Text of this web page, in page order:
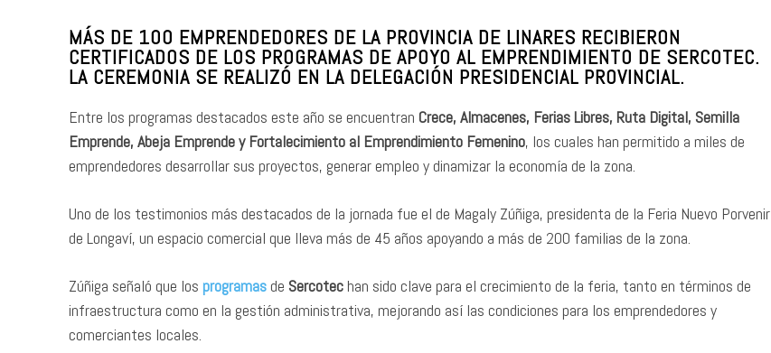
MÁS DE 100 EMPRENDEDORES DE LA PROVINCIA DE LINARES RECIBIERON
CERTIFICADOS DE LOS PROGRAMAS DE APOYO AL EMPRENDIMIENTO DE SERCOTEC.
LA CEREMONIA SE REALIZÓ EN LA DELEGACIÓN PRESIDENCIAL PROVINCIAL.
Entre los programas destacados este año se encuentran Crece, Almacenes, Ferias Libres, Ruta Digital, Semilla
Emprende, Abeja Emprende y Fortalecimiento al Emprendimiento Femenino, los cuales han permitido a miles de
emprendedores desarrollar sus proyectos, generar empleo y dinamizar la economía de la zona.
Uno de los testimonios más destacados de la jornada fue el de Magaly Zúñiga, presidenta de la Feria Nuevo Porvenir
de Longaví, un espacio comercial que lleva más de 45 años apoyando a más de 200 familias de la zona.
Zúñiga señaló que los programasde Sercotechan sido clave para el crecimiento de la feria, tanto en términos de
infraestructura como en la gestión administrativa, mejorando así las condiciones para los emprendedores y
comerciantes locales.